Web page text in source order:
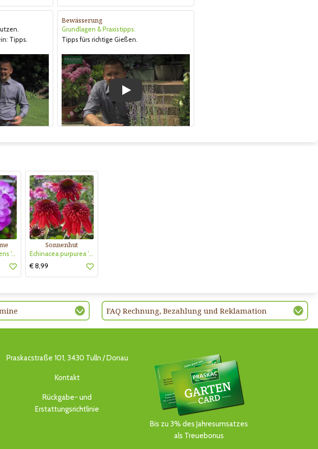
Tipps.
Bewässerung
Grundlagen & Praxistipps.
Tipps fürs richtige Gießen.
Play
Iberis sempervirens 'Absolutely Amethyst'
Sonnenhut
Echinacea purpurea 'Eccentric'
€ 8,99
FAQ Rechnung, Bezahlung und Reklamation
Praskacstraße 101, 3430 Tulln / Donau
Kontakt
Rückgabe- und
Erstattungsrichtlinie
Bis zu 3% des Jahresumsatzes
als Treuebonus